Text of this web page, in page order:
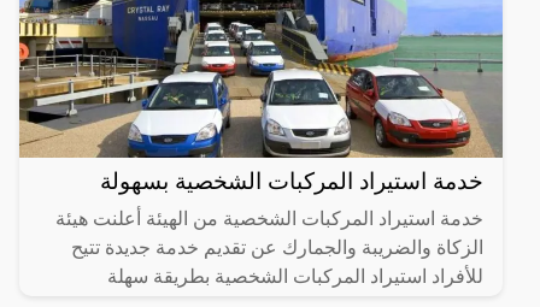
خدمة استيراد المركبات الشخصية بسهولة
خدمة استيراد المركبات الشخصية من الهيئة أعلنت هيئة
الزكاة والضريبة والجمارك عن تقديم خدمة جديدة تتيح
للأفراد استيراد المركبات الشخصية بطريقة سهلة